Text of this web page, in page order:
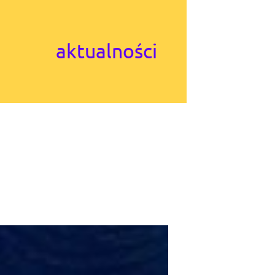
aktualności